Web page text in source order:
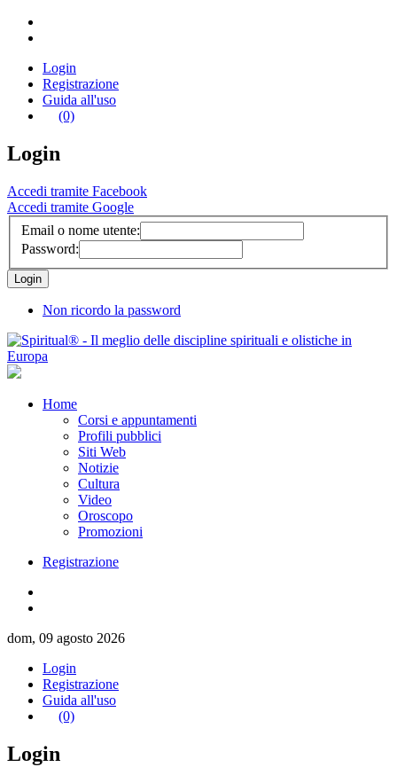
Login
Registrazione
Guida all'uso
(0)
Login
Accedi tramite Facebook
Accedi tramite Google
Email o nome utente:
Password:
Non ricordo la password
Home
Corsi e appuntamenti
Profili pubblici
Siti Web
Notizie
Cultura
Video
Oroscopo
Promozioni
Registrazione
dom, 09 agosto 2026
Login
Registrazione
Guida all'uso
(0)
Login